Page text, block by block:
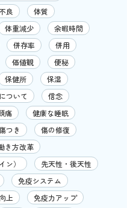
良
体質
体重減少
余暇時間
併存率
併用
価値観
便秘
保健所
保湿
ついて
信念
痛
健康な睡眠
つき
傷の修復
き方改革
ン）
先天性・後天性
免疫システム
上
免疫力アップ